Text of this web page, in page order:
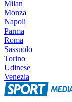
Milan
Monza
Napoli
Parma
Roma
Sassuolo
Torino
Udinese
Venezia